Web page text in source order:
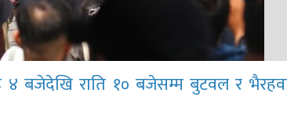
बजेदेखि राति १० बजेसम्म बुटवल र भैरहवा